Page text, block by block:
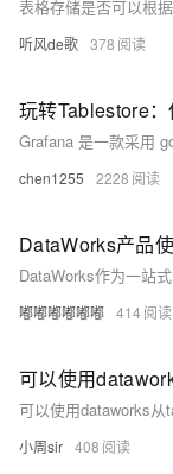
表格存储是否可以根
听风de歌 378
chen1255 2228
嘟嘟嘟嘟嘟嘟 414
可以使用
可以使用dataworks从
小周sir 408